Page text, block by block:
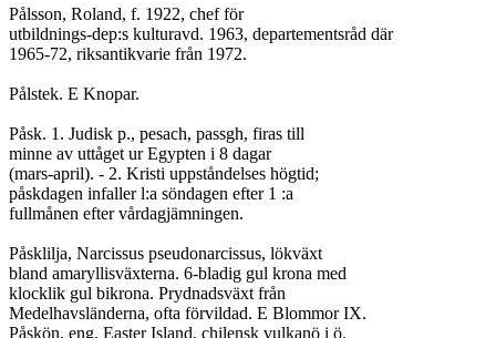
Pålsson, Roland, f. 1922, chef för
utbildnings-dep:s kulturavd. 1963, departementsråd där
1965-72, riksantikvarie från 1972.
Pålstek. E Knopar.
Påsk. 1. Judisk p., pesach, passgh, firas till
minne av uttåget ur Egypten i 8 dagar
(mars-april). - 2. Kristi uppståndelses högtid;
påskdagen infaller l:a söndagen efter 1 :a
fullmånen efter vårdagjämningen.
Påsklilja, Narcissus pseudonarcissus, lökväxt
bland amaryllisväxterna. 6-bladig gul krona med
klocklik gul bikrona. Prydnadsväxt från
Medelhavsländerna, ofta förvildad. E Blommor IX.
Påskön, eng. Easter Island, chilensk vulkanö i ö.